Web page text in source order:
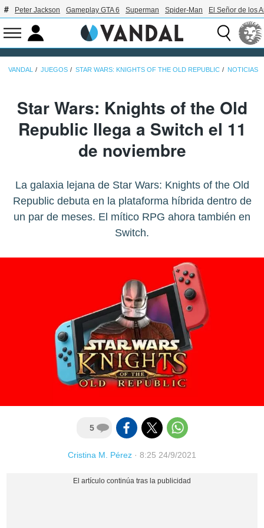
Peter Jackson Gameplay GTA 6 Superman Spider-Man El Señor de los
VANDAL JUEGOS STAR WARS: KNIGHTS OF THE OLD REPUBLIC NOTICIAS
Star Wars: Knights of the Old
Republic llega a Switch el 11
de noviembre
La galaxia lejana de Star Wars: Knights of the Old
Republic debuta en la plataforma híbrida dentro de
un par de meses. El mítico RPG ahora también en
Switch.
5
Cristina M. Pérez · 8:25 24/9/2021